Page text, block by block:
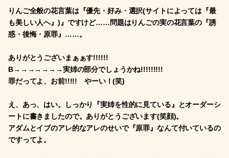
りんご全般の花言葉は『優先・好み・選択(サイトによっては『最
も美しい人へ』)』ですけど……問題はりんごの実の花言葉の『誘
惑・後悔・原罪』……。
ありがとうございまぁぁす!!!!!!
B→→→→→→→実姉の部分でしょうかね!!!!!!!!!
罪だってよ、お前!!!!! やーい！(笑)
え、あっ、はい。しっかり『実姉を性的に見ている』とオーダーシ
ートに書きましたので。ありがとうございます(笑顔)。
アダムとイブのアレ的なアレのせいで『原罪』なんて付いているの
ですってよ。